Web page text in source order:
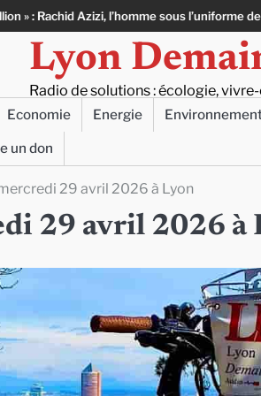
sous l’uniforme de police Infox, IA et
Lyon
Radio de solutions : écologie,
Economie Energie
un don
29 avril 2026 à Lyon
29 avril 2026 à